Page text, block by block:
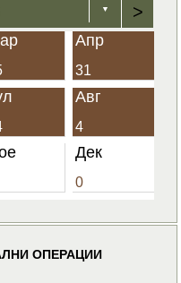
▼ >
Апр
31
Авг
4
Дек
0
ОПЕРАЦИИ